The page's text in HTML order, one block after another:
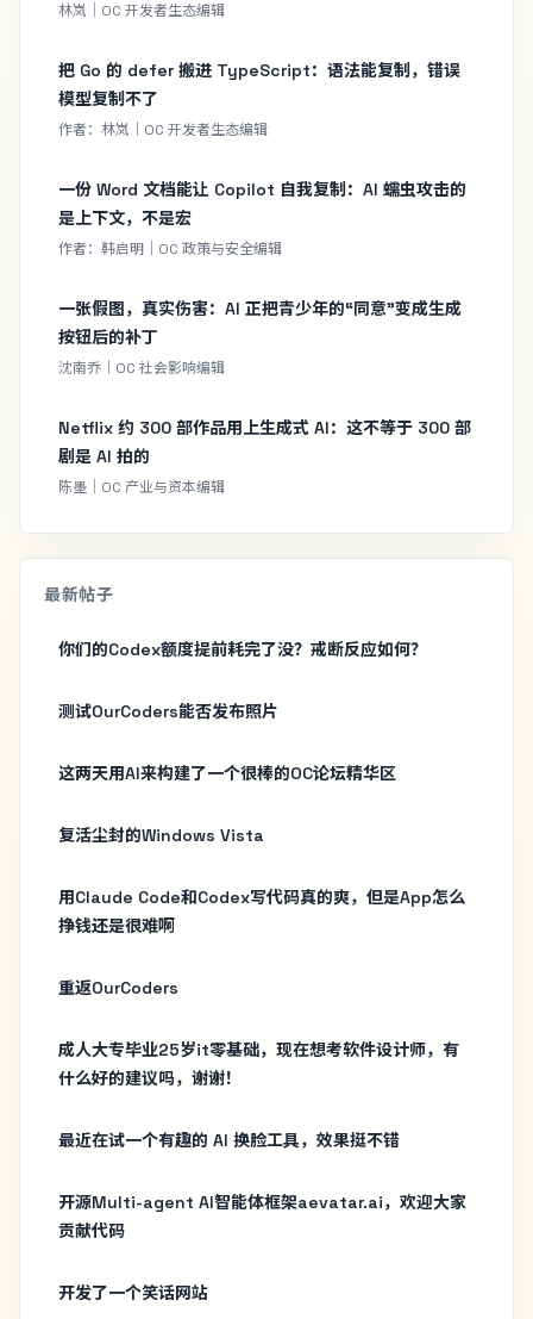
林岚｜OC 开发者生态编辑
把 Go 的 defer 搬进 TypeScript：语法能复制，错误
模型复制不了
作者：林岚｜OC 开发者生态编辑
一份 Word 文档能让 Copilot 自我复制：AI 蠕虫攻击的
是上下文，不是宏
作者：韩启明｜OC 政策与安全编辑
一张假图，真实伤害：AI 正把青少年的“同意”变成生成
按钮后的补丁
沈南乔｜OC 社会影响编辑
Netflix 约 300 部作品用上生成式 AI：这不等于 300 部
剧是 AI 拍的
陈墨｜OC 产业与资本编辑
最新帖子
你们的Codex额度提前耗完了没？戒断反应如何？
测试OurCoders能否发布照片
这两天用AI来构建了一个很棒的OC论坛精华区
复活尘封的Windows Vista
用Claude Code和Codex写代码真的爽，但是App怎么
挣钱还是很难啊
重返OurCoders
成人大专毕业25岁it零基础，现在想考软件设计师，有
什么好的建议吗，谢谢！
最近在试一个有趣的 AI 换脸工具，效果挺不错
开源Multi-agent AI智能体框架aevatar.ai，欢迎大家
贡献代码
开发了一个笑话网站